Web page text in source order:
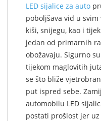
LED sijalice za auto
poboljšava vid u
kiši, snijegu, kao i
jedan od primarnih
obožavaju. Sigurno
tijekom maglovitih
se što bliže
put ispred sebe.
automobilu LED
postati prošlost jer